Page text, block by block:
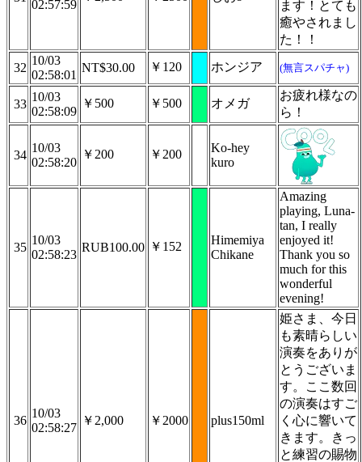
02:57:59
ます！とても
癒やされまし
た！！
32
10/03
02:58:01
NT$30.00 ￥120 ホンジア (無言スパチャ)
33
10/03
02:58:09
￥500 ￥500 オメガ
お疲れ様なの
ら！
34
10/03
02:58:20
￥200 ￥200
Ko-hey
kuro
35
10/03
02:58:23
RUB100.00 ￥152
Himemiya
Chikane
Amazing
playing, Luna-
tan, I really
enjoyed it!
Thank you so
much for this
wonderful
evening!
36
10/03
02:58:27
￥2,000 ￥2000 plus150ml
姫さま、今日
も素晴らしい
演奏をありが
とうございま
す。ここ数回
の演奏はすご
く心に響いて
きます。きっ
と練習の賜物